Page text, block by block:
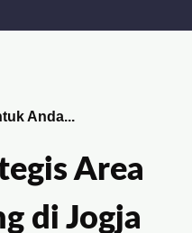
Anda...
Area
di Jogja